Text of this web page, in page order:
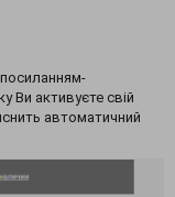
Ви активуєте свій
автоматичний